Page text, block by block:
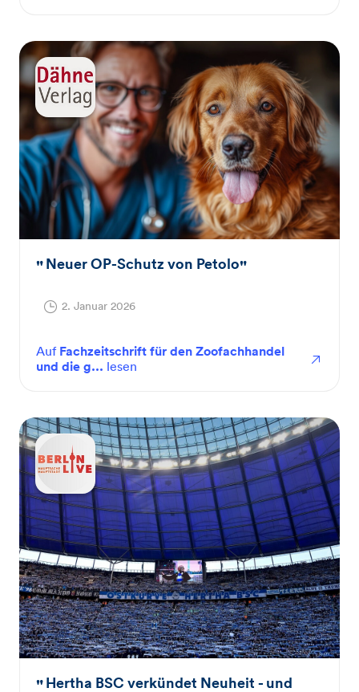
Neuer OP-Schutz von Petolo
2. Januar 2026
Auf Fachzeitschrift für den Zoofachhandel
und die g... lesen
Hertha BSC verkündet Neuheit - und